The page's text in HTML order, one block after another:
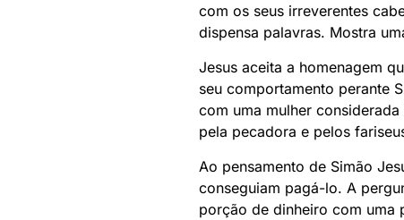
com os seus irreverentes
dispensa palavras. Mostra
Jesus aceita a homenagem
seu comportamento perante
com uma mulher
pela pecadora e pelos
Ao pensamento de Simão
conseguiam pagá-lo. A
porção de dinheiro com uma